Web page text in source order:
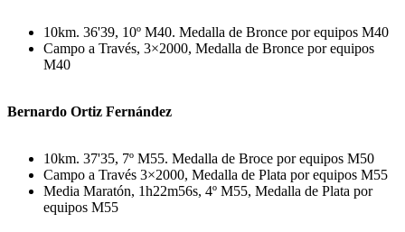
10km. 36'39, 10º M40. Medalla de Bronce por equipos M40
Campo a Través, 3×2000, Medalla de Bronce por equipos
M40
Bernardo Ortiz Fernández
10km. 37'35, 7º M55. Medalla de Broce por equipos M50
Campo a Través 3×2000, Medalla de Plata por equipos M55
Media Maratón, 1h22m56s, 4º M55, Medalla de Plata por
equipos M55